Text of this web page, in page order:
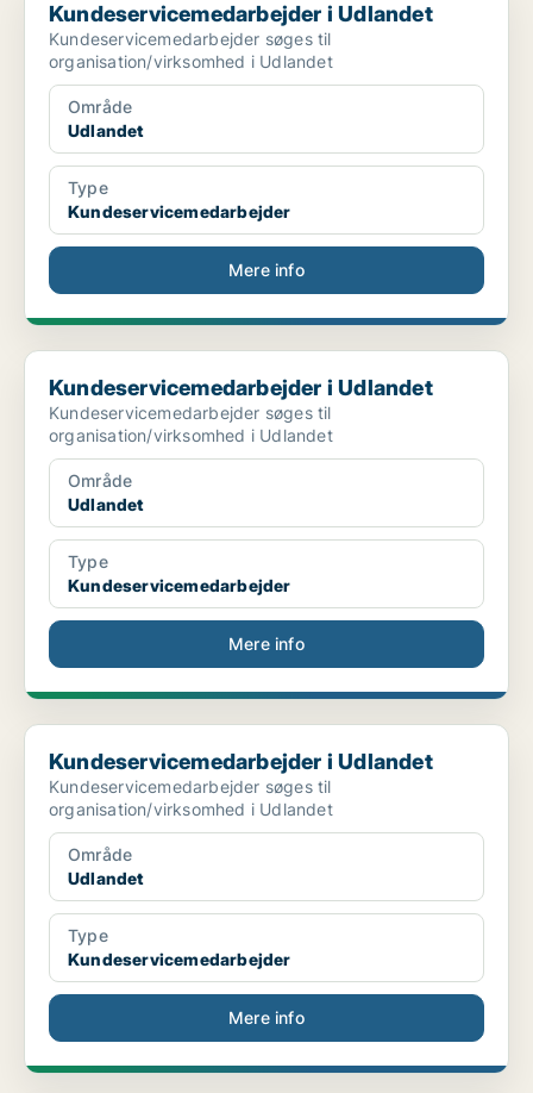
Kundeservicemedarbejder i Udlandet
Kundeservicemedarbejder søges til
organisation/virksomhed i Udlandet
Område
Udlandet
Type
Kundeservicemedarbejder
Mere info
Kundeservicemedarbejder i Udlandet
Kundeservicemedarbejder i Udlandet
Kundeservicemedarbejder søges til
organisation/virksomhed i Udlandet
Område
Udlandet
Type
Kundeservicemedarbejder
Mere info
Kundeservicemedarbejder i Udlandet
Kundeservicemedarbejder i Udlandet
Kundeservicemedarbejder søges til
organisation/virksomhed i Udlandet
Område
Udlandet
Type
Kundeservicemedarbejder
Mere info